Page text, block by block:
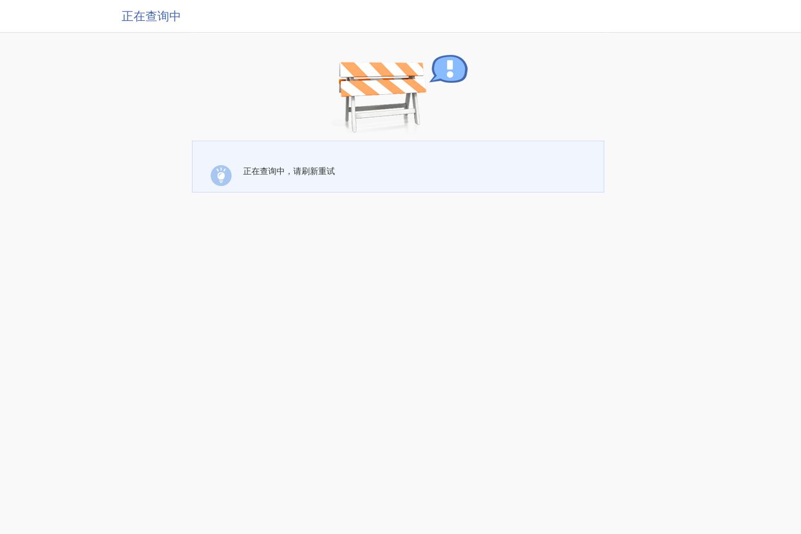
正在查询中
正在查询中，请刷新重试